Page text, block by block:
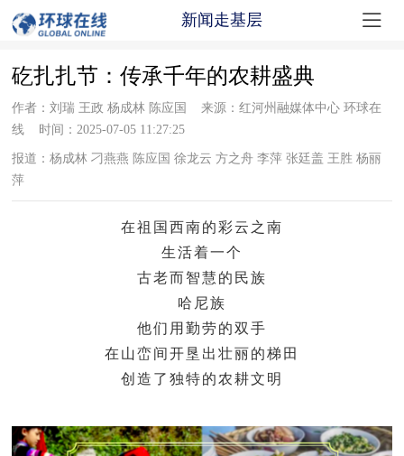
新闻走基层 
矻扎扎节：传承千年的农耕盛典
作者：刘瑞 王政 杨成林 陈应国 来源：红河州融媒体中心 环球在
线 时间：2025-07-05 11:27:25
报道：杨成林 刁燕燕 陈应国 徐龙云 方之舟 李萍 张廷盖 王胜 杨丽
萍
在祖国西南的彩云之南
生活着一个
古老而智慧的民族
哈尼族
他们用勤劳的双手
在山峦间开垦出壮丽的梯田
创造了独特的农耕文明